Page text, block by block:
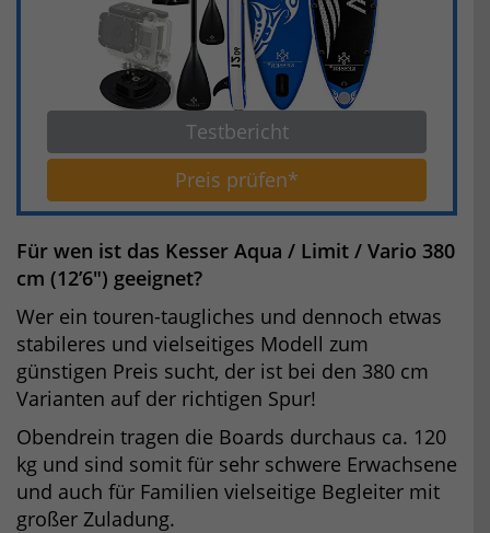
Testbericht
Preis prüfen*
Für wen ist das Kesser Aqua / Limit / Vario 380
cm (12’6″) geeignet?
Wer ein touren-taugliches und dennoch etwas
stabileres und vielseitiges Modell zum
günstigen Preis sucht, der ist bei den 380 cm
Varianten auf der richtigen Spur!
Obendrein tragen die Boards durchaus ca. 120
kg und sind somit für sehr schwere Erwachsene
und auch für Familien vielseitige Begleiter mit
großer Zuladung.